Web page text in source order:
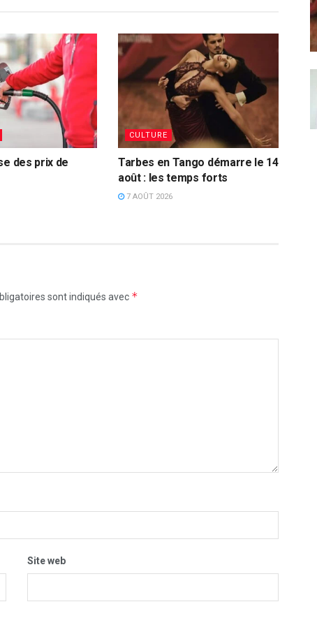
des prix de
CULTURE
Tarbes en Tango démarre le 14
août : les temps forts
7 AOÛT 2026
sont indiqués avec *
Site web